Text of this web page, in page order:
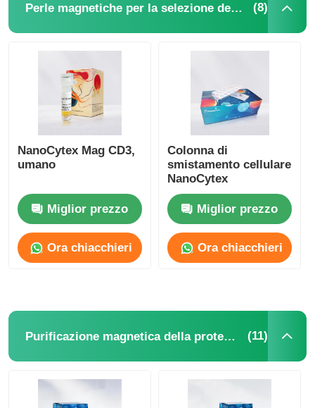
Perle magnetiche per la selezione delle cellule (8)
NanoCytex Mag CD3,
umano
Miglior prezzo
Ora chiacchieri
Colonna di
smistamento cellulare
NanoCytex
Miglior prezzo
Ora chiacchieri
Purificazione magnetica della proteina delle perle (11)